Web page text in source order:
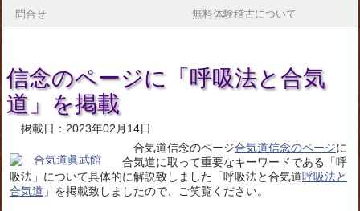
問合せ 無料体験稽古について
信念のページに「呼吸法と合気
道」を掲載
掲載日：2023年02月14日
合気道信念のページ合気道信念のページに
合気道に取って重要なキーワードである「呼
吸法」について具体的に解説致しました「呼吸法と合気道呼吸法と
合気道 」を掲載致しましたので、ご笑覧ください。